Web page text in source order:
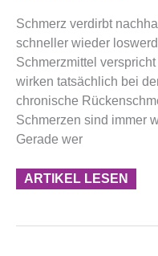
Schmerz verdirbt
schneller wieder
Schmerzmittel
wirken tatsächlich bei
chronische
Schmerzen sind immer
Gerade wer
ARTIKEL LESEN